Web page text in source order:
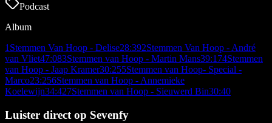
Podcast
Album
1 Stemmen Van Hoop - Delise28:392Stemmen Van Hoop - André
van Vliet47:083Stemmen van Hoop - Martin Mans39:174Stemmen
van Hoop - Jaap Kramer30:255Stemmen van Hoop- Special -
Marco23:256Stemmen van Hoop - Annemieke
Koelewijn34:427Stemmen van Hoop - Sieuwerd Bin30:40
Luister direct op Sevenfy